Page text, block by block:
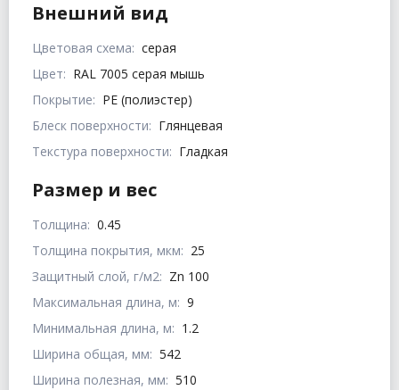
Внешний вид
Цветовая схема: серая
Цвет: RAL 7005 серая мышь
Покрытие: PE (полиэстер)
Блеск поверхности: Глянцевая
Текстура поверхности: Гладкая
Размер и вес
Толщина: 0.45
Толщина покрытия, мкм: 25
Защитный слой, г/м2: Zn 100
Максимальная длина, м: 9
Минимальная длина, м: 1.2
Ширина общая, мм: 542
Ширина полезная, мм: 510